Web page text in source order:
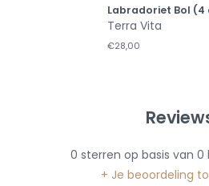
Labradoriet Bol (4
Terra Vita
€28,00
0 sterren op basis van 0
+ Je beoordeling